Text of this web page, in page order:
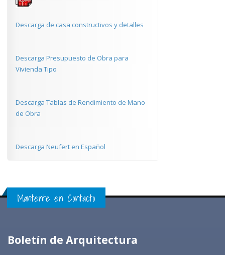
Descarga de casa constructivos y detalles
Descarga Presupuesto de Obra para
Vivienda Tipo
Descarga Tablas de Rendimiento de Mano
de Obra
Descarga Neufert en Español
Mantente en Contacto
Boletín de Arquitectura